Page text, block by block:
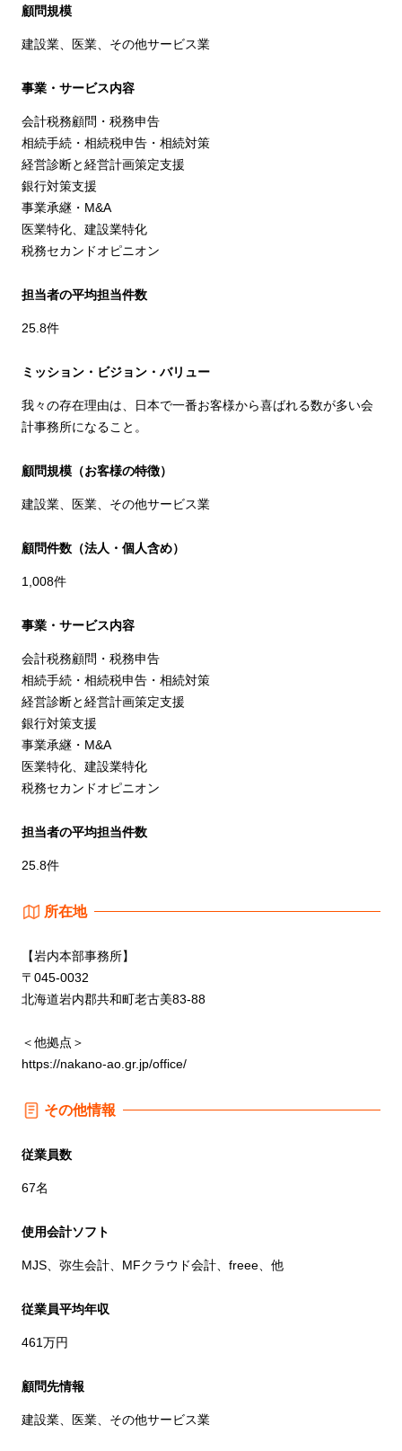
顧問規模
建設業、医業、その他サービス業
事業・サービス内容
会計税務顧問・税務申告
相続手続・相続税申告・相続対策
経営診断と経営計画策定支援
銀行対策支援
事業承継・M&A
医業特化、建設業特化
税務セカンドオピニオン
担当者の平均担当件数
25.8件
ミッション・ビジョン・バリュー
我々の存在理由は、日本で一番お客様から喜ばれる数が多い会
計事務所になること。
顧問規模（お客様の特徴）
建設業、医業、その他サービス業
顧問件数（法人・個人含め）
1,008件
事業・サービス内容
会計税務顧問・税務申告
相続手続・相続税申告・相続対策
経営診断と経営計画策定支援
銀行対策支援
事業承継・M&A
医業特化、建設業特化
税務セカンドオピニオン
担当者の平均担当件数
25.8件
所在地
【岩内本部事務所】
〒045-0032
北海道岩内郡共和町老古美83-88
＜他拠点＞
https://nakano-ao.gr.jp/office/
その他情報
従業員数
67名
使用会計ソフト
MJS、弥生会計、MFクラウド会計、freee、他
従業員平均年収
461万円
顧問先情報
建設業、医業、その他サービス業